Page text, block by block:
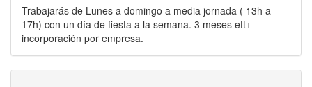
Trabajarás de Lunes a domingo a media jornada ( 13h a
17h) con un día de fiesta a la semana. 3 meses ett+
incorporación por empresa.